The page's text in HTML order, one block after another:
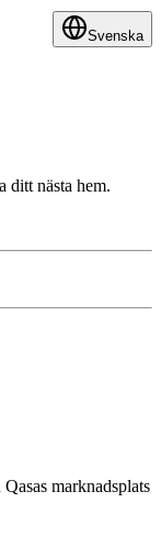
Svenska
ditt nästa hem.
marknadsplats